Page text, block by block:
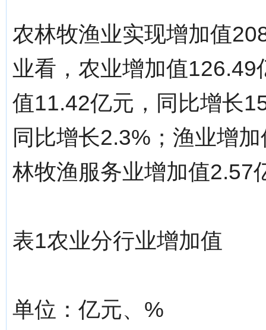
农林牧渔业实现增加值
业看，农业增加值
值11.42亿元，同比增长
同比增长2.3%；渔业增
林牧渔服务业增加值2.57
表1农业分行业增加值
单位：亿元、%